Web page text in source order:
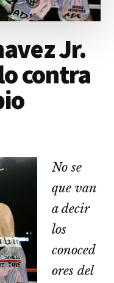
Jr.
contra
No se
que van
a decir
los
conoced
ores del